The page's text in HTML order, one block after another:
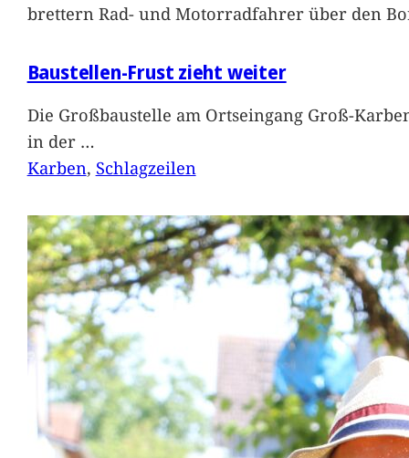
brettern Rad- und Motorradfahrer über den
Baustellen-Frust zieht weiter
Die Großbaustelle am Ortseingang Groß-
in der …
Karben, Schlagzeilen